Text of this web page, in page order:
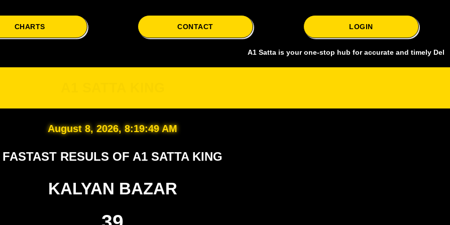
CHARTS CONTACT LOGIN
A1 Satta is your one-stop hub for accurate and timely Delhi
August 8, 2026, 8:19:50 AM
FASTAST RESULS OF A1 SATTA KING
KALYAN BAZAR